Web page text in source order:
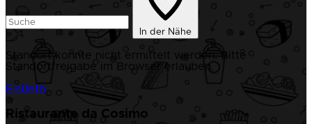
In der Nähe
Standort konnte nicht ermittelt werden. Bitte
Standortfreigabe im Browser erlauben.
Elsfleth
Ristaurante da Cosimo